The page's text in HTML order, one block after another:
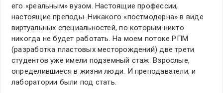
его «реальным» вузом. Настоящие профессии,
настоящие преподы. Никакого «постмодерна» в виде
виртуальных специальностей, по которым никто
никогда не будет работать. На моем потоке РПМ
(разработка пластовых месторождений) две трети
студентов уже имели подземный стаж. Взрослые,
определившиеся в жизни люди. И преподаватели, и
лаборатории были под стать.